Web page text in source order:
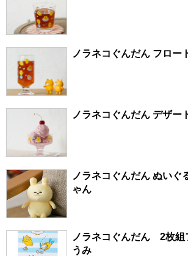
ノラネコぐ
ノラネコぐ
ノラネコぐんだん ぬい
ゃん
ノラネコぐんだん 2枚
うみ